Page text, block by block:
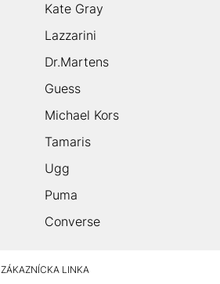
Kate Gray
Lazzarini
Dr.Martens
Guess
Michael Kors
Tamaris
Ugg
Puma
Converse
ZÁKAZNÍCKA LINKA